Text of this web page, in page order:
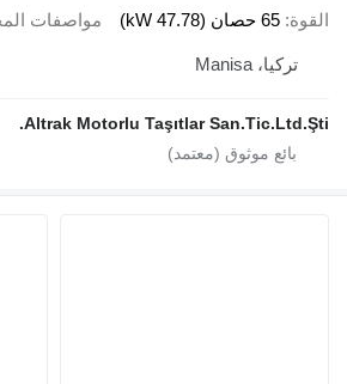
65 حصان (47.78 kW) مواصفات المحاور
تركيا، Manisa
Altrak Motorlu Taşıtlar